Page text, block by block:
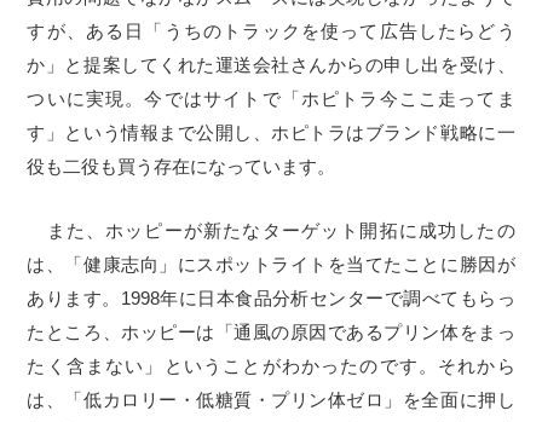
すが、ある日「うちのトラックを使って広告したらどう
か」と提案してくれた運送会社さんからの申し出を受け、
ついに実現。今ではサイトで「ホピトラ今ここ走ってま
す」という情報まで公開し、ホピトラはブランド戦略に一
役も二役も買う存在になっています。
また、ホッピーが新たなターゲット開拓に成功したの
は、「健康志向」にスポットライトを当てたことに勝因が
あります。1998年に日本食品分析センターで調べてもらっ
たところ、ホッピーは「通風の原因であるプリン体をまっ
たく含まない」ということがわかったのです。それから
は、「低カロリー・低糖質・プリン体ゼロ」を全面に押し